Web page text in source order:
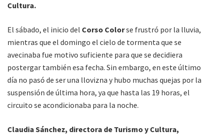
Cultura.
El sábado, el inicio del Corso Colorse frustró por la lluvia,
mientras que el domingo el cielo de tormenta que se
avecinaba fue motivo suficiente para que se decidiera
postergar también esa fecha. Sin embargo, en este último
día no pasó de ser una llovizna y hubo muchas quejas por la
suspensión de última hora, ya que hasta las 19 horas, el
circuito se acondicionaba para la noche.
Claudia Sánchez, directora de Turismo y Cultura,